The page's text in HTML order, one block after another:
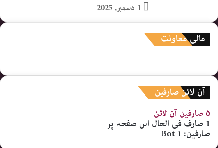
1 دسمبر, 2025
مالی معاونت
آن لائن صارفین
۵ صارفین
آن لائن
1 صارف فی الحال اس صفحہ پر
صارفین: 1 Bot